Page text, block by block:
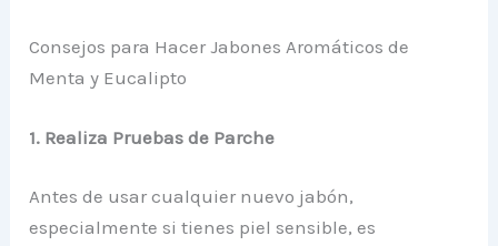
Consejos para Hacer Jabones Aromáticos de
Menta y Eucalipto
1. Realiza Pruebas de Parche
Antes de usar cualquier nuevo jabón,
especialmente si tienes piel sensible, es